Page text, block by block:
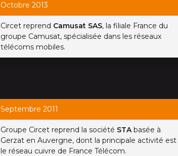
Octobre 2013
Circet reprend Camusat SAS, la filiale France du
groupe Camusat, spécialisée dans les réseaux
télécoms mobiles.
Septembre 2011
Groupe Circet reprend la société STAbasée à
Gerzat en Auvergne, dont la principale activité est
le réseau cuivre de France Télécom.